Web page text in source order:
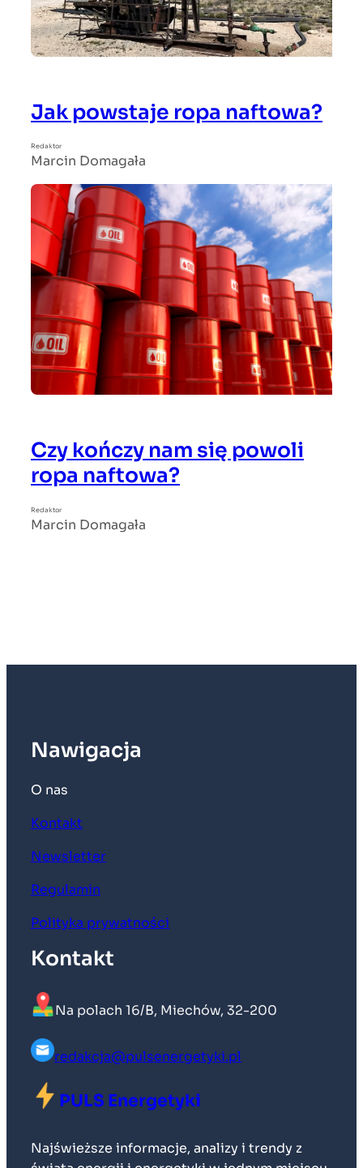
Jak powstaje ropa naftowa?
Redaktor
Marcin Domagała
Czy kończy nam się powoli
ropa naftowa?
Redaktor
Marcin Domagała
Nawigacja
O nas
Kontakt
Newsletter
Regulamin
Polityka prywatności
Kontakt
Na polach 16/B, Miechów, 32-200
redakcja@pulsenergetyki.pl
PULS Energetyki
Najświeższe informacje, analizy i trendy z